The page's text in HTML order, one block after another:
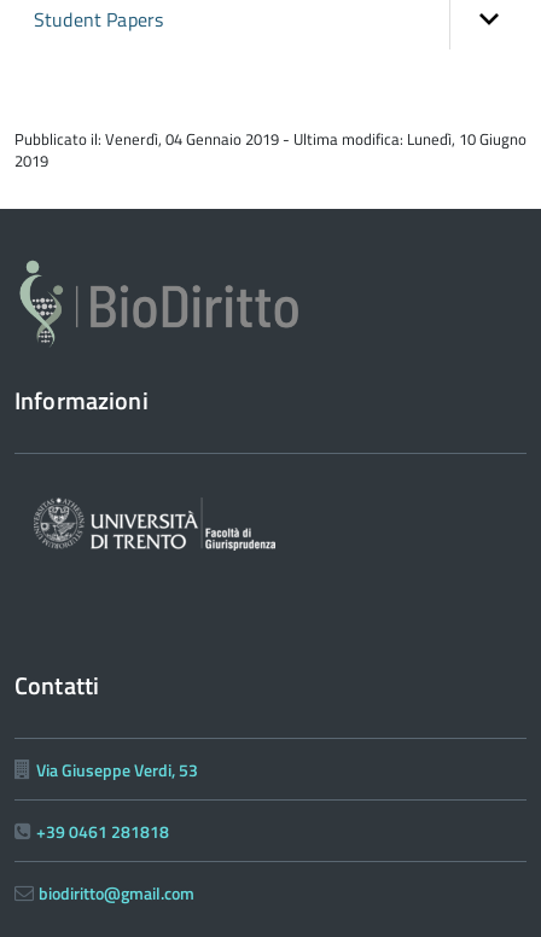
Student Papers
del
contenuto
Pubblicato il: Venerdì, 04 Gennaio 2019 - Ultima modifica: Lunedì, 10 Giugno
2019
Informazioni
Contatti
Via Giuseppe Verdi, 53
+39 0461 281818
biodiritto@gmail.com